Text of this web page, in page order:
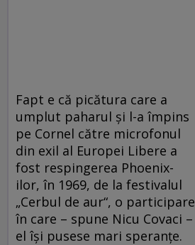
Fapt e că picătura care a
umplut paharul şi l-a împins
pe Cornel către microfonul
din exil al Europei Libere a
fost respingerea Phoenix-
ilor, în 1969, de la festivalul
„Cerbul de aur“, o participare
în care – spune Nicu Covaci –
el îşi pusese mari speranţe.